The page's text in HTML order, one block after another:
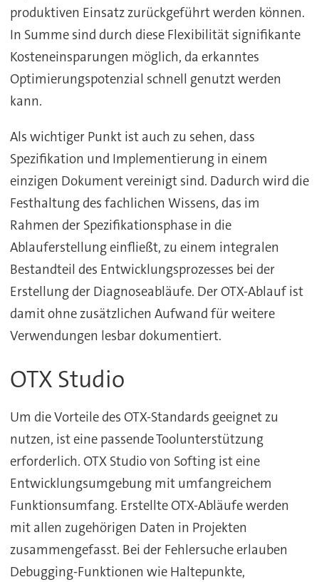
produktiven Einsatz zurückgeführt werden können.
In Summe sind durch diese Flexibilität signifikante
Kosteneinsparungen möglich, da erkanntes
Optimierungspotenzial schnell genutzt werden
kann.
Als wichtiger Punkt ist auch zu sehen, dass
Spezifikation und Implementierung in einem
einzigen Dokument vereinigt sind. Dadurch wird die
Festhaltung des fachlichen Wissens, das im
Rahmen der Spezifikationsphase in die
Ablauferstellung einfließt, zu einem integralen
Bestandteil des Entwicklungsprozesses bei der
Erstellung der Diagnoseabläufe. Der OTX-Ablauf ist
damit ohne zusätzlichen Aufwand für weitere
Verwendungen lesbar dokumentiert.
OTX Studio
Um die Vorteile des OTX-Standards geeignet zu
nutzen, ist eine passende Toolunterstützung
erforderlich. OTX Studio von Softing ist eine
Entwicklungsumgebung mit umfangreichem
Funktionsumfang. Erstellte OTX-Abläufe werden
mit allen zugehörigen Daten in Projekten
zusammengefasst. Bei der Fehlersuche erlauben
Debugging-Funktionen wie Haltepunkte,